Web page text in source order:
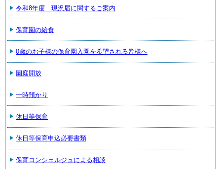
令和8年度 現況届に関するご案内
保育園の給食
0歳のお子様の保育園入園を希望される皆様へ
園庭開放
一時預かり
休日等保育
休日等保育申込必要書類
保育コンシェルジュによる相談